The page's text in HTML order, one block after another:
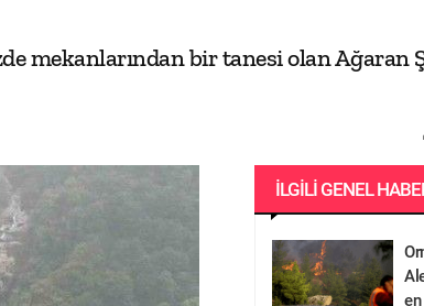
mekanlarından bir tanesi olan Ağaran
İLGILI GENEL
en